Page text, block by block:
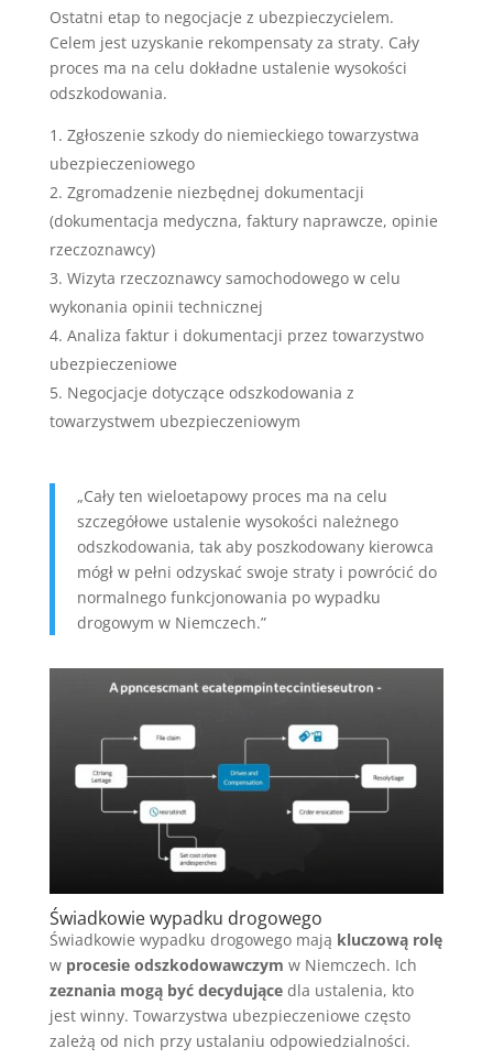
Ostatni etap to negocjacje z ubezpieczycielem.
Celem jest uzyskanie rekompensaty za straty. Cały
proces ma na celu dokładne ustalenie wysokości
odszkodowania.
Zgłoszenie szkody do niemieckiego towarzystwa
ubezpieczeniowego
Zgromadzenie niezbędnej dokumentacji
(dokumentacja medyczna, faktury naprawcze, opinie
rzeczoznawcy)
Wizyta rzeczoznawcy samochodowego w celu
wykonania opinii technicznej
Analiza faktur i dokumentacji przez towarzystwo
ubezpieczeniowe
Negocjacje dotyczące odszkodowania z
towarzystwem ubezpieczeniowym
„Cały ten wieloetapowy proces ma na celu
szczegółowe ustalenie wysokości należnego
odszkodowania, tak aby poszkodowany kierowca
mógł w pełni odzyskać swoje straty i powrócić do
normalnego funkcjonowania po wypadku
drogowym w Niemczech.”
Świadkowie wypadku drogowego
Świadkowie wypadku drogowego mają kluczową rolę
w procesie odszkodowawczym w Niemczech. Ich
zeznania mogą być decydującedla ustalenia, kto
jest winny. Towarzystwa ubezpieczeniowe często
zależą od nich przy ustalaniu odpowiedzialności.